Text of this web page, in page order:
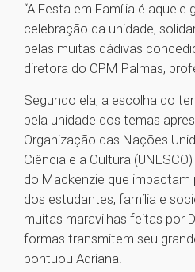
“A Festa em Família é
celebração da unidade,
pelas muitas dádivas
diretora do CPM Palmas,
Segundo ela, a escolha do
pela unidade dos temas
Organização das Nações
Ciência e a Cultura
do Mackenzie que
dos estudantes, família e
muitas maravilhas feitas por
formas transmitem seu
pontuou Adriana.